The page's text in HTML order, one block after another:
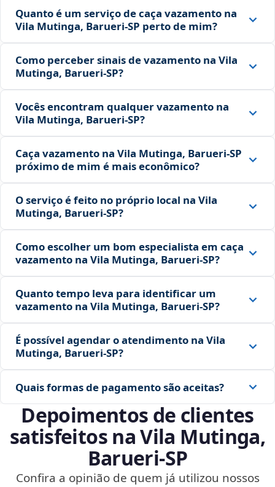
Quanto é um serviço de caça vazamento na
Vila Mutinga, Barueri‑SP perto de mim?
Como perceber sinais de vazamento na Vila
Mutinga, Barueri‑SP?
Vocês encontram qualquer vazamento na
Vila Mutinga, Barueri‑SP?
Caça vazamento na Vila Mutinga, Barueri‑SP
próximo de mim é mais econômico?
O serviço é feito no próprio local na Vila
Mutinga, Barueri‑SP?
Como escolher um bom especialista em caça
vazamento na Vila Mutinga, Barueri‑SP?
Quanto tempo leva para identificar um
vazamento na Vila Mutinga, Barueri‑SP?
É possível agendar o atendimento na Vila
Mutinga, Barueri‑SP?
Quais formas de pagamento são aceitas?
Depoimentos de clientes
satisfeitos na Vila Mutinga,
Barueri‑SP
Confira a opinião de quem já utilizou nossos